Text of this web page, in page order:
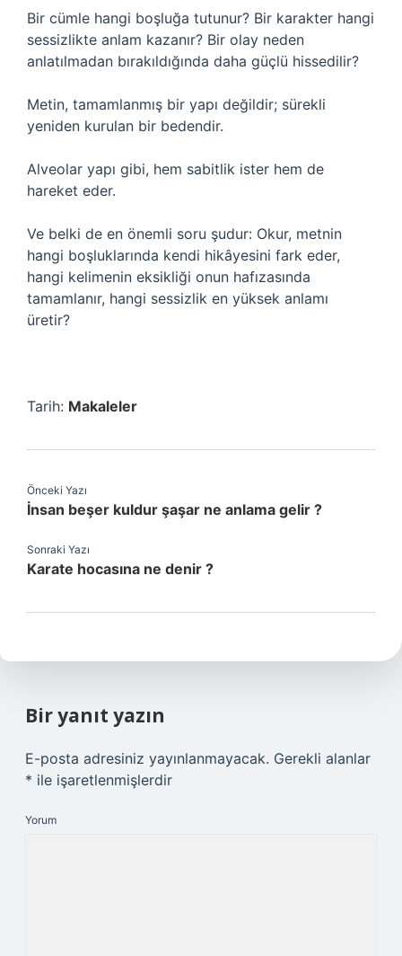
Bir cümle hangi boşluğa tutunur? Bir karakter hangi
sessizlikte anlam kazanır? Bir olay neden
anlatılmadan bırakıldığında daha güçlü hissedilir?
Metin, tamamlanmış bir yapı değildir; sürekli
yeniden kurulan bir bedendir.
Alveolar yapı gibi, hem sabitlik ister hem de
hareket eder.
Ve belki de en önemli soru şudur: Okur, metnin
hangi boşluklarında kendi hikâyesini fark eder,
hangi kelimenin eksikliği onun hafızasında
tamamlanır, hangi sessizlik en yüksek anlamı
üretir?
Tarih: Makaleler
Önceki Yazı
İnsan beşer kuldur şaşar ne anlama gelir ?
Sonraki Yazı
Karate hocasına ne denir ?
Bir yanıt yazın
E-posta adresiniz yayınlanmayacak. Gerekli alanlar
* ile işaretlenmişlerdir
Yorum